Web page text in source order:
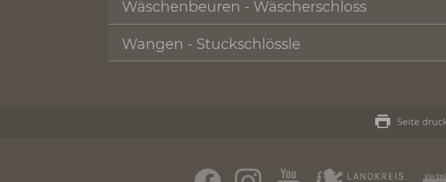
Rechberghausen - Grünes Trauzimmer